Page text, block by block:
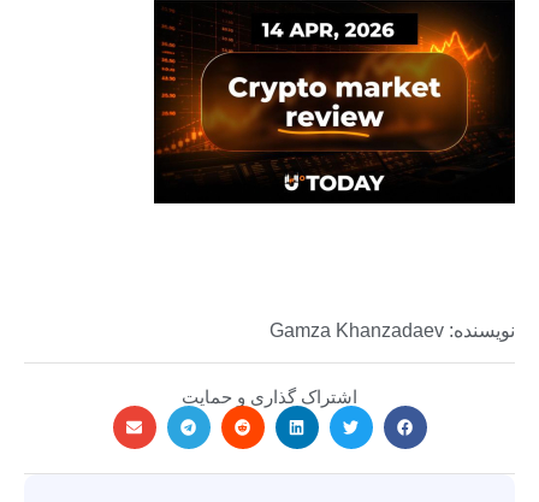
نویسنده: Gamza Khanzadaev
اشتراک گذاری و حمایت